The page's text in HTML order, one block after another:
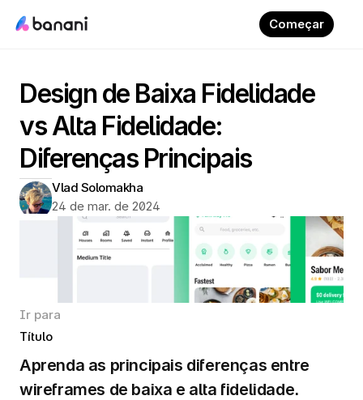
Começar
Design de Baixa Fidelidade
vs Alta Fidelidade:
Diferenças Principais
Vlad Solomakha
24 de mar. de 2024
Ir para
Título
Aprenda as principais diferenças entre
wireframes de baixa e alta fidelidade.